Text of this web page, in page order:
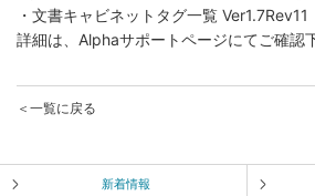
・文書キャビネットタグ一覧 Ver1.7Rev11
詳細は、 Alphaサポートページにてご確認
＜一覧に戻る
新着情報